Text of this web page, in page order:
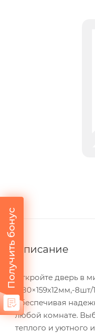
Описание
Откройте дверь в
1380×159х12мм,-
обеспечивая
любой комнате.
теплого и уютного
Получить бонус